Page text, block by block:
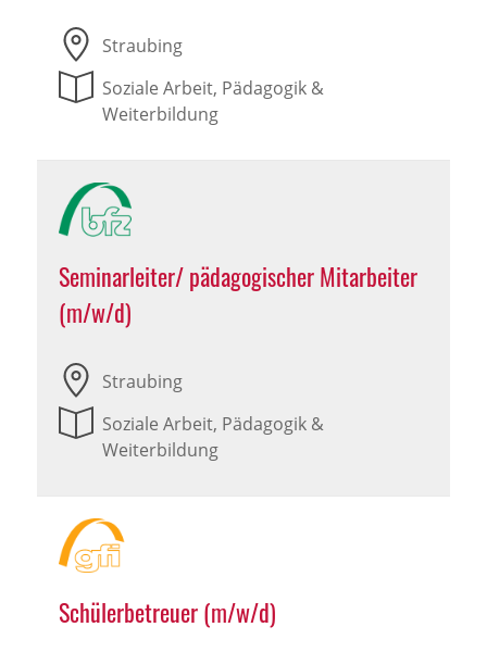
Straubing
Soziale Arbeit, Pädagogik &
Weiterbildung
Seminarleiter/ pädagogischer Mitarbeiter
(m/w/d)
Straubing
Soziale Arbeit, Pädagogik &
Weiterbildung
Schülerbetreuer (m/w/d)